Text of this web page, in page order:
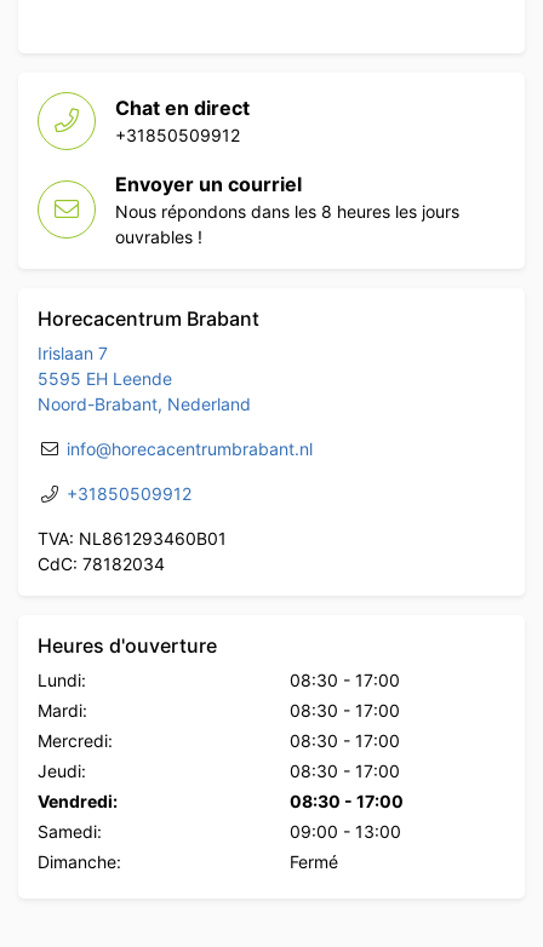
Chat en direct
+31850509912
Envoyer un courriel
Nous répondons dans les 8 heures les jours
ouvrables !
Horecacentrum Brabant
Irislaan 7
5595 EH Leende
Noord-Brabant, Nederland
info@horecacentrumbrabant.nl
+31850509912
TVA: NL861293460B01
CdC: 78182034
Heures d'ouverture
Lundi: 08:30 - 17:00
Mardi:
08:30 - 17:00
Mercredi:
08:30 - 17:00
Jeudi:
08:30 - 17:00
Vendredi:
08:30 - 17:00
Samedi:
09:00 - 13:00
Dimanche:
Fermé